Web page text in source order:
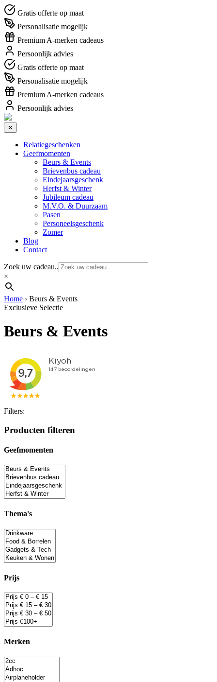
Gratis offerte op maat
Personalisatie mogelijk
Premium A-merken cadeaus
Persoonlijk advies
Gratis offerte op maat
Personalisatie mogelijk
Premium A-merken cadeaus
Persoonlijk advies
✕
Relatiegeschenken
Geefmomenten
Beurs & Events
Brievenbus cadeau
Eindejaarsgeschenk
Herfst & Winter
Jubileum cadeau
M.V.O. & Duurzaam
Pasen
Personeelsgeschenk
Zomer
Blog
Contact
Zoek uw cadeau..
×
Home › Beurs & Events
Exclusieve Selectie
Beurs & Events
Filters:
Producten filteren
Geefmomenten
Thema's
Prijs
Merken